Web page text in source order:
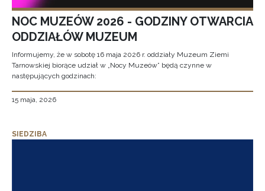
NOC MUZEÓW 2026 - GODZINY OTWARCIA
ODDZIAŁÓW MUZEUM
Informujemy, że w sobotę 16 maja 2026 r. oddziały Muzeum Ziemi
Tarnowskiej biorące udział w „Nocy Muzeów” będą czynne w
następujących godzinach:
15 maja, 2026
SIEDZIBA